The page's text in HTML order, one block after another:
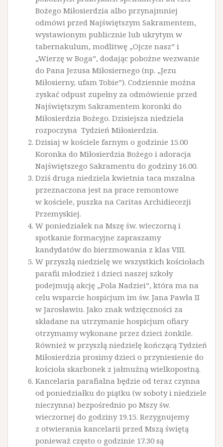
Bożego Miłosierdzia albo przynajmniej
odmówi przed Najświętszym Sakramentem,
wystawionym publicznie lub ukrytym w
tabernakulum, modlitwę „Ojcze nasz” i
„Wierzę w Boga”, dodając pobożne wezwanie
do Pana Jezusa Miłosiernego (np. „Jezu
Miłosierny, ufam Tobie”). Codziennie można
zyskać odpust zupełny za odmówienie przed
Najświętszym Sakramentem koronki do
Miłosierdzia Bożego. Dzisiejsza niedziela
rozpoczyna Tydzień Miłosierdzia.
Dzisiaj w kościele farnym o godzinie 15.00
Koronka do Miłosierdzia Bożego i adoracja
Najświętszego Sakramentu do godziny 16.00.
Dziś druga niedziela kwietnia taca mszalna
przeznaczona jest na prace remontowe
w kościele, puszka na Caritas Archidiecezji
Przemyskiej.
W poniedziałek na Mszę św. wieczorną i
spotkanie formacyjne zapraszamy
kandydatów do bierzmowania z klas VIII.
W przyszłą niedzielę we wszystkich kościołach
parafii młodzież i dzieci naszej szkoły
podejmują akcję „Pola Nadziei”, która ma na
celu wsparcie hospicjum im św. Jana Pawła II
w Jarosławiu. Jako znak wdzięczności za
składane na utrzymanie hospicjum ofiary
otrzymamy wykonane przez dzieci żonkile.
Również w przyszłą niedzielę kończącą Tydzień
Miłosierdzia prosimy dzieci o przyniesienie do
kościoła skarbonek z jałmużną wielkopostną.
Kancelaria parafialna będzie od teraz czynna
od poniedziałku do piątku (w soboty i niedziele
nieczynna) bezpośrednio po Mszy św.
wieczornej do godziny 19.15. Rezygnujemy
z otwierania kancelarii przed Mszą świętą
ponieważ często o godzinie 17.30 są